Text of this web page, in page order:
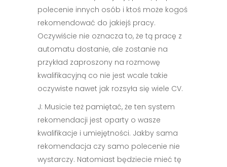
polecenie innych osób i ktoś może kogoś
rekomendować do jakiejś pracy.
Oczywiście nie oznacza to, że tą pracę z
automatu dostanie, ale zostanie na
przykład zaproszony na rozmowę
kwalifikacyjną co nie jest wcale takie
oczywiste nawet jak rozsyła się wiele CV.
J: Musicie też pamiętać, że ten system
rekomendacji jest oparty o wasze
kwalifikacje i umiejętności. Jakby sama
rekomendacja czy samo polecenie nie
wystarczy. Natomiast będziecie mieć tę